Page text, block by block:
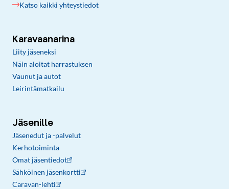
Katso kaikki yhteystiedot
Karavaanarina
Liity jäseneksi
Näin aloitat harrastuksen
Vaunut ja autot
Leirintämatkailu
Jäsenille
Jäsenedut ja -palvelut
Kerhotoiminta
Omat jäsentiedot
Sähköinen jäsenkortti
Caravan-lehti